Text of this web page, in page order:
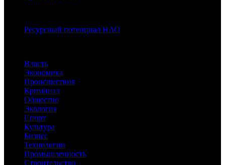
Ресурсный потенциал НАО
Власть
Экономика
Происшествия
Криминал
Общество
Экология
Спорт
Культура
Бизнес
Технологии
Промышленность
Строительство